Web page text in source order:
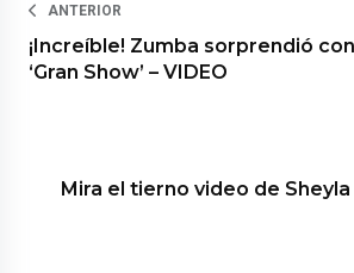
ANTERIOR
¡Increíble! Zumba sorprendió
‘Gran Show’ – VIDEO
Mira el tierno video de Sheyla